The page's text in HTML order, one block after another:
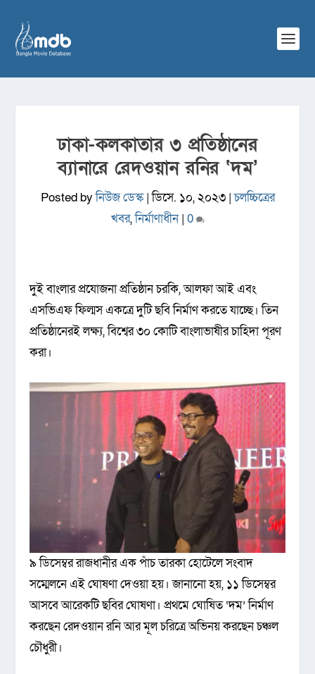
ঢাকা-কলকাতার ৩ প্রতিষ্ঠানের
ব্যানারে রেদওয়ান রনির ‘দম’
Posted byনিউজ ডেস্ক|ডিসে. ১০, ২০২৩|চলচ্চিত্রের
খবর,নির্মাণাধীন| 0
দুই বাংলার প্রযোজনা প্রতিষ্ঠান চরকি, আলফা আই এবং
এসভিএফ ফিল্মস একত্রে দুটি ছবি নির্মাণ করতে যাচ্ছে। তিন
প্রতিষ্ঠানেরই লক্ষ্য, বিশ্বের ৩০ কোটি বাংলাভাষীর চাহিদা পূরণ
করা।
৯ ডিসেম্বর রাজধানীর এক পাঁচ তারকা হোটেলে সংবাদ
সম্মেলনে এই ঘোষণা দেওয়া হয়। জানানো হয়, ১১ ডিসেম্বর
আসবে আরেকটি ছবির ঘোষণা। প্রথমে ঘোষিত ‘দম’ নির্মাণ
করছেন রেদওয়ান রনি আর মূল চরিত্রে অভিনয় করছেন চঞ্চল
চৌধুরী।